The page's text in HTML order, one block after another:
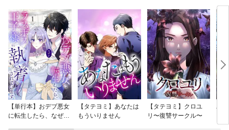
【単行本】おデブ悪女
に転生したら、なぜか
【タテヨミ】あなたは
もういりません
【タテヨミ】クロユ
リ〜復讐サークル〜
バ
今